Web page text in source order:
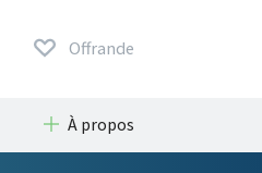
Offrande
À propos